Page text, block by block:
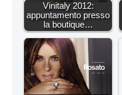
Vinitaly 2012:
appuntamento presso
la boutique…